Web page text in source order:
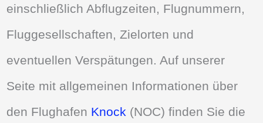
einschließlich Abflugzeiten, Flugnummern,
Fluggesellschaften, Zielorten und
eventuellen Verspätungen. Auf unserer
Seite mit allgemeinen Informationen über
den Flughafen Knock (NOC) finden Sie die